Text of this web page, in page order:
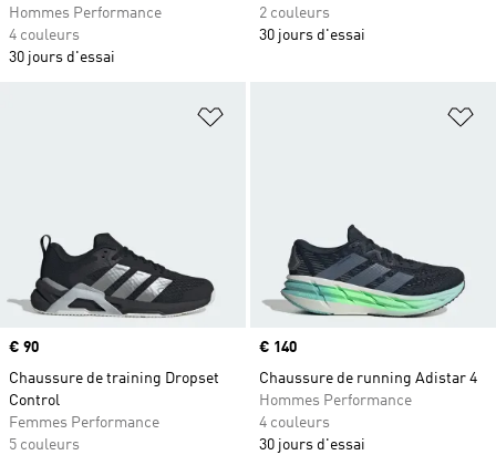
Hommes Performance
4 couleurs
30 jours d'essai
2 couleurs
30 jours d'essai
Ajouter à la Liste de produits
Prix
€ 90
Chaussure de training Dropset
Control
Femmes Performance
5 couleurs
Prix
€ 140
Chaussure de running Adistar 4
Hommes Performance
4 couleurs
30 jours d'essai